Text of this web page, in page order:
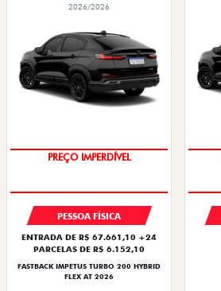
2026/2026
PESSOA FÍSICA
ENTRADA DE R$ 67.661,10 +24
PARCELAS DE R$ 6.152,10
FASTBACK IMPETUS TURBO 200 HYBRID
FLEX AT 2026